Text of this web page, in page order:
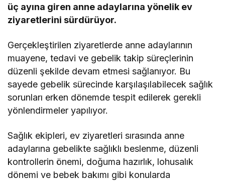
üç ayına giren anne adaylarına yönelik ev
ziyaretlerini sürdürüyor.
Gerçekleştirilen ziyaretlerde anne adaylarının
muayene, tedavi ve gebelik takip süreçlerinin
düzenli şekilde devam etmesi sağlanıyor. Bu
sayede gebelik sürecinde karşılaşılabilecek sağlık
sorunları erken dönemde tespit edilerek gerekli
yönlendirmeler yapılıyor.
Sağlık ekipleri, ev ziyaretleri sırasında anne
adaylarına gebelikte sağlıklı beslenme, düzenli
kontrollerin önemi, doğuma hazırlık, lohusalık
dönemi ve bebek bakımı gibi konularda